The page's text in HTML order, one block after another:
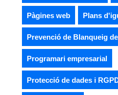
Pàgines web Plans
Prevenció de Blanqueig
Programari empresarial
Protecció de dades i